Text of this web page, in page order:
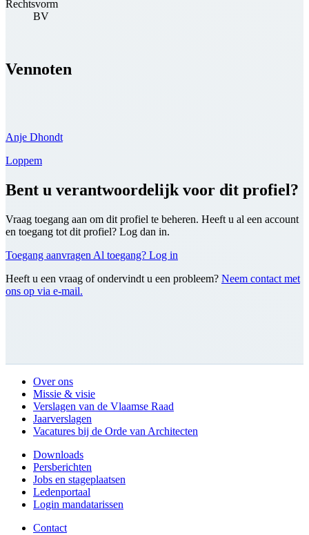
Rechtsvorm
BV
Vennoten
Anje Dhondt
Loppem
Bent u verantwoordelijk voor dit profiel?
Vraag toegang aan om dit profiel te beheren. Heeft u al een account
en toegang tot dit profiel? Log dan in.
Toegang aanvragen Al toegang? Log in
Heeft u een vraag of ondervindt u een probleem? Neem contact met
ons op via e-mail.
Over ons
Missie & visie
Verslagen van de Vlaamse Raad
Jaarverslagen
Vacatures bij de Orde van Architecten
Downloads
Persberichten
Jobs en stageplaatsen
Ledenportaal
Login mandatarissen
Contact